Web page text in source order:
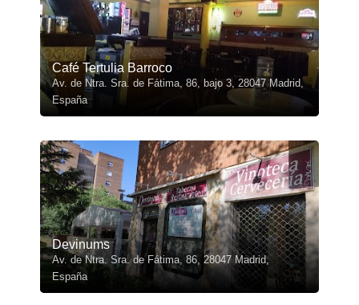
Café Tertulia Barroco
Av. de Ntra. Sra. de Fátima, 86, bajo 3, 28047 Madrid,
España
Devinums
Av. de Ntra. Sra. de Fátima, 86, 28047 Madrid,
España